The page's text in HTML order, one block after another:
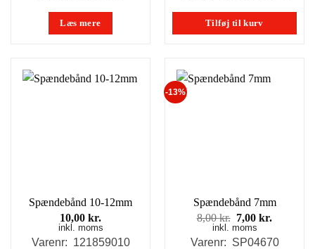
Læs mere
32,50 kr..20,00
Tilføj til kurv
Spændebånd 10-12mm
10,00 kr.
inkl. moms
Varenr: 121859010
-13%
Spændebånd 7mm
8,00kr. Den
oprindelige
pris
7,00kr.
pris
inkl. moms
Varenr: SP04670